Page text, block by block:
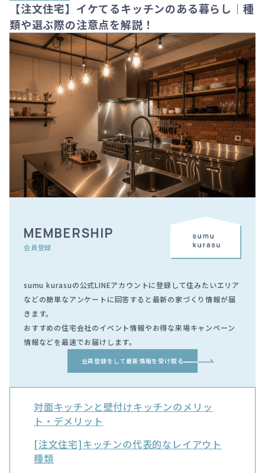
【注文住宅】イケてるキッチンのある暮らし｜種
類や選ぶ際の注意点を解説！
MEMBERSHIP
会員登録
sumu kurasuの公式LINEアカウントに登録して住みたいエリア
などの簡単なアンケートに回答すると最新の家づくり情報が届
きます。
おすすめの住宅会社のイベント情報やお得な来場キャンペーン
情報などを最速でお届けします。
会員登録をして最新情報を受け取る
対面キッチンと壁付けキッチンのメリッ
ト・デメリット
[注文住宅]キッチンの代表的なレイアウト
種類